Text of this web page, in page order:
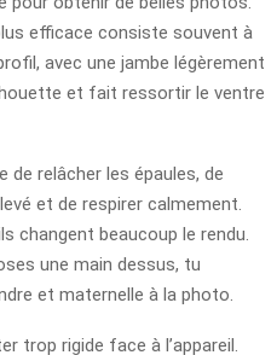
efficace consiste souvent à
avec une jambe légèrement
et fait ressortir le ventre
de relâcher les épaules, de
et de respirer calmement.
changent beaucoup le rendu.
une main dessus, tu
et maternelle à la photo.
trop rigide face à l’appareil.